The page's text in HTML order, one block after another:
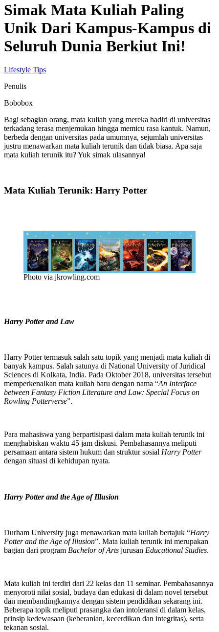
Simak Mata Kuliah Paling
Unik Dari Kampus-Kampus di
Seluruh Dunia Berkiut Ini!
Lifestyle Tips
Penulis
Bobobox
Bagi sebagian orang, mata kuliah yang mereka hadiri di universitas
terkadang terasa menjemukan hingga memicu rasa kantuk. Namun,
berbeda dengan universitas pada umumnya, sejumlah universitas
justru menawarkan mata kuliah terunik dan tidak biasa. Apa saja
mata kuliah terunik itu? Yuk simak ulasannya!
Mata Kuliah Terunik: Harry Potter
Photo via jkrowling.com
Harry Potter and Law
Harry Potter termasuk salah satu topik yang menjadi mata kuliah di
banyak kampus. Salah satunya di National University of Juridical
Sciences di Kolkata, India. Pada Oktober 2018, universitas tersebut
memperkenalkan mata kuliah baru dengan nama “An Interface
between Fantasy Fiction Literature and Law: Special Focus on
Rowling Potterverse”.
Para mahasiswa yang berpartisipasi dalam mata kuliah terunik ini
menghabiskan waktu 45 jam diskusi. Pembahasannya meliputi
persamaan antara sistem hukum dan struktur sosial Harry Potter
dengan situasi di kehidupan nyata.
Harry Potter and the Age of Illusion
Durham University juga menawarkan mata kuliah bertajuk “Harry
Potter and the Age of Illusion”. Mata kuliah terunik ini merupakan
bagian dari program Bachelor of Arts jurusan Educational Studies.
Mata kuliah ini terdiri dari 22 kelas dan 11 seminar. Pembahasannya
menyoroti nilai sosial, budaya dan edukasi di dalam novel tersebut
dan membandingkannya dengan sistem pendidikan sekarang ini.
Beberapa topik meliputi prasangka dan intoleransi di dalam kelas,
prinsip kedewasaan (keberanian, kecerdikan dan integritas), serta
tekanan sosial.